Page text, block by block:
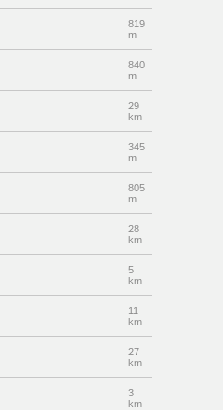
819
m
840
m
29
km
345
m
805
m
28
km
5
km
11
km
27
km
3
km